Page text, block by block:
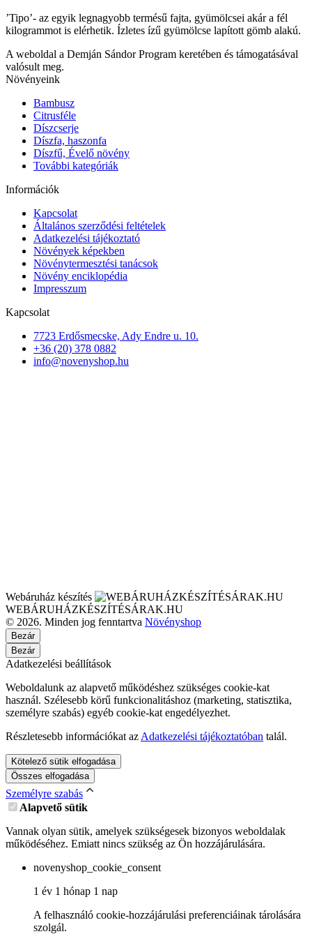
’Tipo’- az egyik legnagyobb termésű fajta, gyümölcsei akár a fél
kilogrammot is elérhetik. Ízletes ízű gyümölcse lapított gömb alakú.
A weboldal a Demján Sándor Program keretében és támogatásával
valósult meg.
Növényeink
Bambusz
Citrusféle
Díszcserje
Díszfa, haszonfa
Díszfű, Évelő növény
További kategóriák
Információk
Kapcsolat
Általános szerződési feltételek
Adatkezelési tájékoztató
Növények képekben
Növénytermesztési tanácsok
Növény enciklopédia
Impresszum
Kapcsolat
7723 Erdősmecske, Ady Endre u. 10.
+36 (20) 378 0882
info@novenyshop.hu
Webáruház készítés
WEBÁRUHÁZKÉSZÍTÉSÁRAK.HU
© 2026. Minden jog fenntartva Növényshop
Bezár
Bezár
Adatkezelési beállítások
Weboldalunk az alapvető működéshez szükséges cookie-kat
használ. Szélesebb körű funkcionalitáshoz (marketing, statisztika,
személyre szabás) egyéb cookie-kat engedélyezhet.
Részletesebb információkat az Adatkezelési tájékoztatóban talál.
Kötelező sütik elfogadása
Összes elfogadása
Személyre szabás
Alapvető sütik
Vannak olyan sütik, amelyek szükségesek bizonyos weboldalak
működéséhez. Emiatt nincs szükség az Ön hozzájárulására.
novenyshop_cookie_consent
1 év 1 hónap 1 nap
A felhasználó cookie-hozzájárulási preferenciáinak tárolására
szolgál.